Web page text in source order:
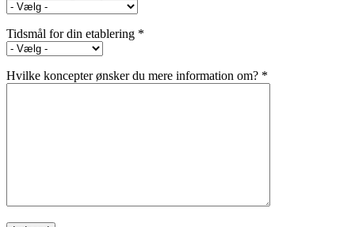
Tidsmål for din etablering *
Hvilke koncepter ønsker du mere information om? *